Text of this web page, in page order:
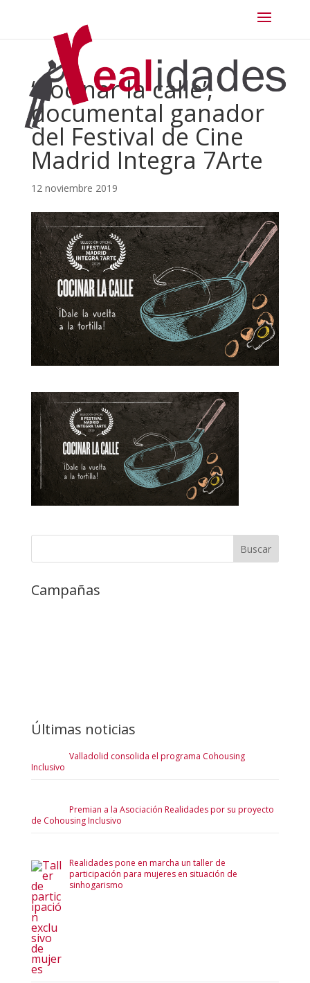
‘Cocinar la calle’,
documental ganador
del Festival de Cine
Madrid Integra 7Arte
12 noviembre 2019
Campañas
Últimas noticias
Valladolid consolida el programa Cohousing
Inclusivo
Premian a la Asociación Realidades por su proyecto
de Cohousing Inclusivo
Realidades pone en marcha un taller de
participación para mujeres en situación de
sinhogarismo